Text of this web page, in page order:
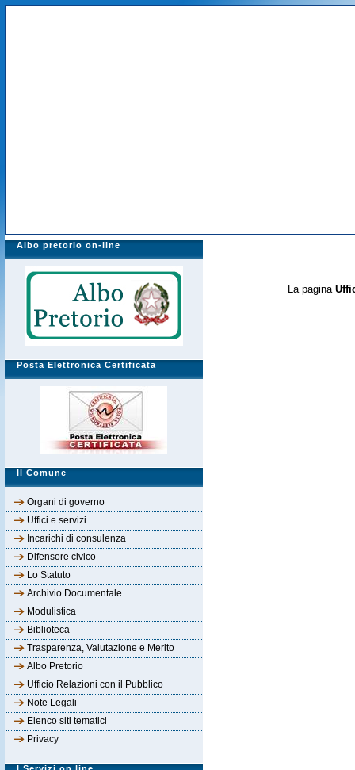
Albo pretorio on-line
Posta Elettronica Certificata
Il Comune
Organi di governo
Uffici e servizi
Incarichi di consulenza
Difensore civico
Lo Statuto
Archivio Documentale
Modulistica
Biblioteca
Trasparenza, Valutazione e Merito
Albo Pretorio
Ufficio Relazioni con il Pubblico
Note Legali
Elenco siti tematici
Privacy
La pagina